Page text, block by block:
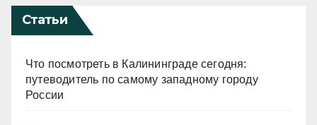
Статьи
Что посмотреть в Калининграде сегодня:
путеводитель по самому западному городу
России